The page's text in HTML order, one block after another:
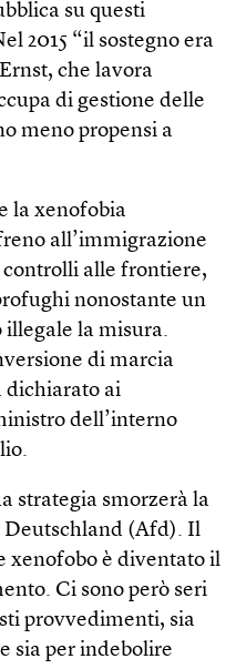
su questi
2015 “il sostegno era
che lavora
di gestione delle
meno propensi a
la xenofobia
all’immigrazione
alle frontiere,
nonostante un
la misura.
di marcia
dichiarato ai
dell’interno
strategia smorzerà la
(Afd). Il
xenofobo è diventato il
Ci sono però seri
provvedimenti, sia
sia per indebolire